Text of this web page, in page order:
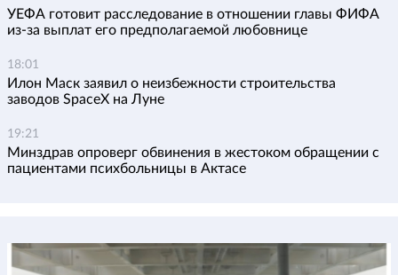
УЕФА готовит расследование в отношении главы ФИФА
из-за выплат его предполагаемой любовнице
18:01
Илон Маск заявил о неизбежности строительства
заводов SpaceX на Луне
19:21
Минздрав опроверг обвинения в жестоком обращении с
пациентами психбольницы в Актасе